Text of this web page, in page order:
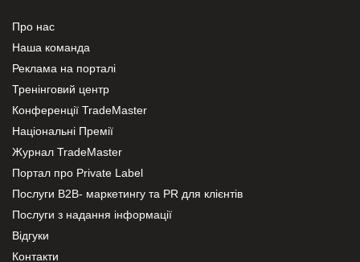
Про нас
Наша команда
Реклама на порталі
Тренінговий центр
Конференції TradeMaster
Національні Премії
Журнал TradeMaster
Портал про Private Label
Послуги В2В- маркетингу та PR для клієнтів
Послуги з надання інформації
Відгуки
Контакти